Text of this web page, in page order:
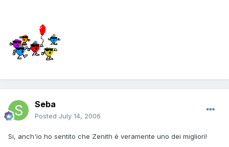
Seba
Posted July 14, 2006
Si, anch'io ho sentito che Zenith è veramente uno dei migliori!